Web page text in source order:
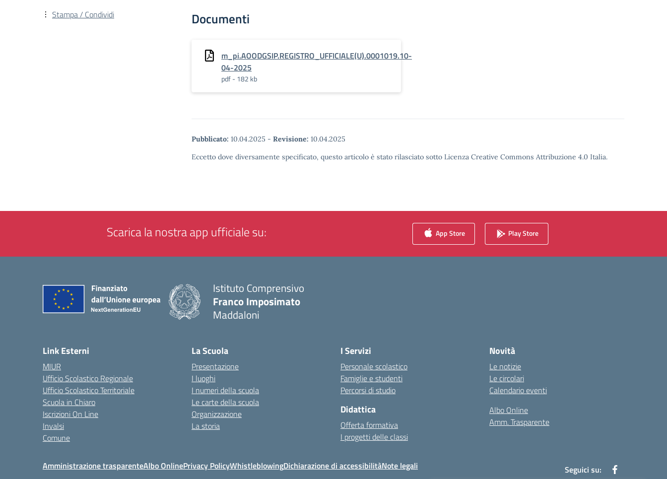
Documenti
m_pi.AOODGSIP.REGISTRO_UFFICIALE(U).0001019.10-
04-2025
pdf - 182 kb
Pubblicato: 10.04.2025 - Revisione: 10.04.2025
Eccetto dove diversamente specificato, questo articolo è stato rilasciato sotto Licenza Creative Commons Attribuzione 4.0 Italia.
Stampa / Condividi
Scarica la nostra app ufficiale su: App Store Play Store
Istituto Comprensivo
Franco Imposimato
Maddaloni
Link Esterni
MIUR
Ufficio Scolastico Regionale
Ufficio Scolastico Territoriale
Scuola in Chiaro
Iscrizioni On Line
Invalsi
Comune
La Scuola
Presentazione
I luoghi
I numeri della scuola
Le carte della scuola
Organizzazione
La storia
I Servizi
Personale scolastico
Famiglie e studenti
Percorsi di studio
Didattica
Offerta formativa
I progetti delle classi
Novità
Le notizie
Le circolari
Calendario eventi
Albo Online
Amm. Trasparente
Amministrazione trasparenteAlbo OnlinePrivacy PolicyWhistleblowingDichiarazione di accessibilitàNote legali Seguici su: